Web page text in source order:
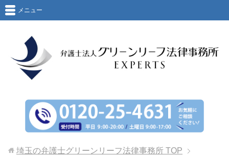
メニュー
埼玉の弁護士グリーンリーフ法律事務所 TOP